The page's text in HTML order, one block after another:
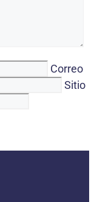
Correo
Sitio